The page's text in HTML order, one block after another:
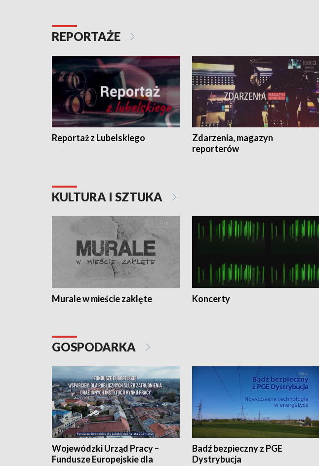
REPORTAŻE
Reportaż z Lubelskiego
Zdarzenia, magazyn
reporterów
KULTURA I SZTUKA
Murale w mieście zaklęte Koncerty
GOSPODARKA
Wojewódzki Urząd Pracy –
Fundusze Europejskie dla
Badź bezpieczny z PGE
Dystrybucja